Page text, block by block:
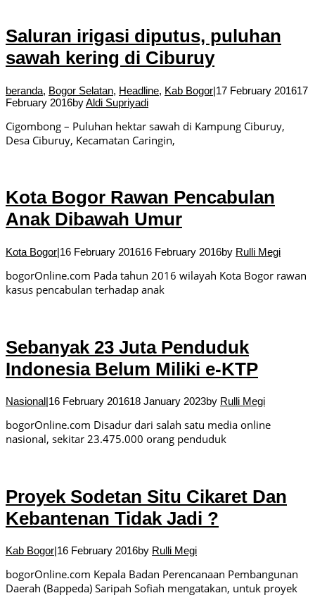
Saluran irigasi diputus, puluhan
sawah kering di Ciburuy
beranda, Bogor Selatan, Headline, Kab Bogor|17 February 201617
February 2016byAldi Supriyadi
Cigombong – Puluhan hektar sawah di Kampung Ciburuy,
Desa Ciburuy, Kecamatan Caringin,
Kota Bogor Rawan Pencabulan
Anak Dibawah Umur
Kota Bogor|16 February 201616 February 2016by Rulli Megi
bogorOnline.com Pada tahun 2016 wilayah Kota Bogor rawan
kasus pencabulan terhadap anak
Sebanyak 23 Juta Penduduk
Indonesia Belum Miliki e-KTP
Nasional|16 February 201618 January 2023by Rulli Megi
bogorOnline.com Disadur dari salah satu media online
nasional, sekitar 23.475.000 orang penduduk
Proyek Sodetan Situ Cikaret Dan
Kebantenan Tidak Jadi ?
Kab Bogor|16 February 2016by Rulli Megi
bogorOnline.com Kepala Badan Perencanaan Pembangunan
Daerah (Bappeda) Saripah Sofiah mengatakan, untuk proyek